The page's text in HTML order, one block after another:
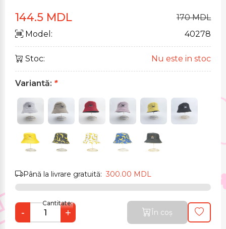
144.5 MDL
170 MDL
Model:
40278
Stoc: Nu este in stoc
Variantă: *
Până la livrare gratuită:300.00 MDL
Cantitate:
- + În coș